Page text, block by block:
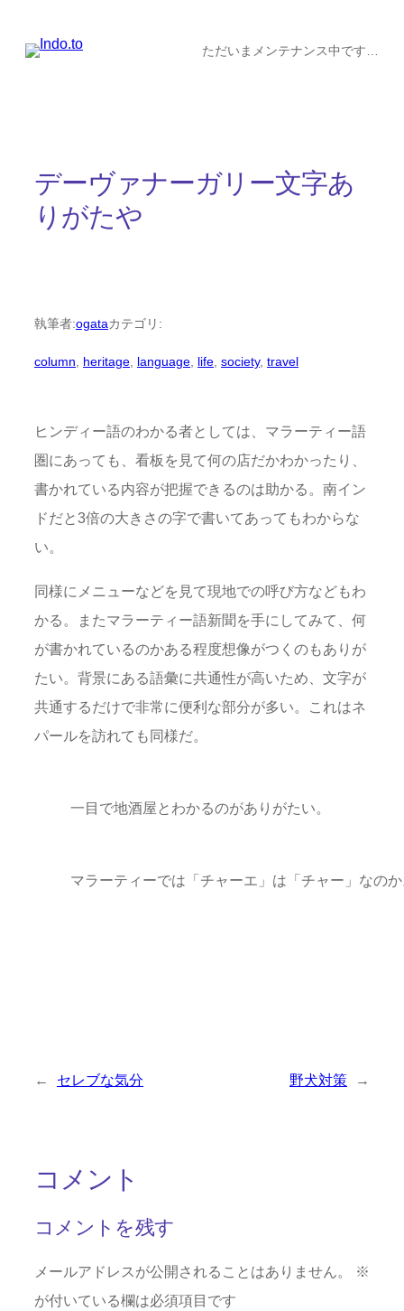
ただいまメンテナンス中です…
デーヴァナーガリー文字あ
りがたや
執筆者:ogataカテゴリ:
column heritage language life society, travel
ヒンディー語のわかる者としては、マラーティー語
圏にあっても、看板を見て何の店だかわかったり、
書かれている内容が把握できるのは助かる。南イン
ドだと3倍の大きさの字で書いてあってもわからな
い。
同様にメニューなどを見て現地での呼び方などもわ
かる。またマラーティー語新聞を手にしてみて、何
が書かれているのかある程度想像がつくのもありが
たい。背景にある語彙に共通性が高いため、文字が
共通するだけで非常に便利な部分が多い。これはネ
パールを訪れても同様だ。
一目で地酒屋とわかるのがありがたい。
マラーティーでは「チャーエ」は「チャー」なの
← セレブな気分 野犬対策 →
コメント
コメントを残す
メールアドレスが公開されることはありません。
※
が付いている欄は必須項目です